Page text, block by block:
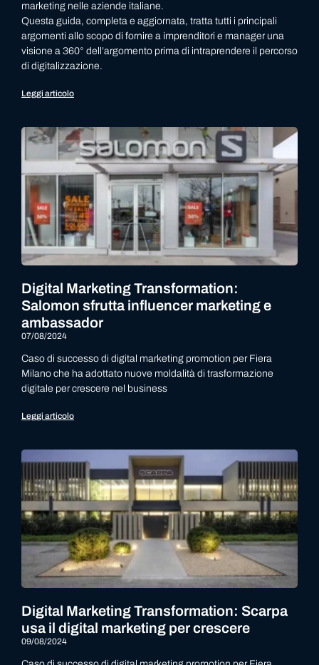
marketing nelle aziende italiane.
Questa guida, completa e aggiornata, tratta tutti i principali
argomenti allo scopo di fornire a imprenditori e manager una
visione a 360° dell’argomento prima di intraprendere il percorso
di digitalizzazione.
Leggi articolo
Digital Marketing Transformation:
Salomon sfrutta influencer marketing e
ambassador
07/08/2024
Caso di successo di digital marketing promotion per Fiera
Milano che ha adottato nuove moldalità di trasformazione
digitale per crescere nel business
Leggi articolo
Digital Marketing Transformation: Scarpa
usa il digital marketing per crescere
09/08/2024